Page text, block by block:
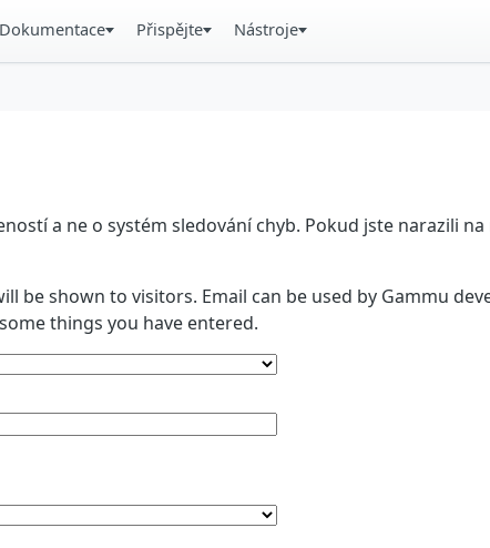
Dokumentace Přispějte Nástroje
a ne o systém sledování chyb. Pokud jste narazili na
be shown to visitors. Email can be used by Gammu
things you have entered.